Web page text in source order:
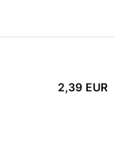
2,39 EUR